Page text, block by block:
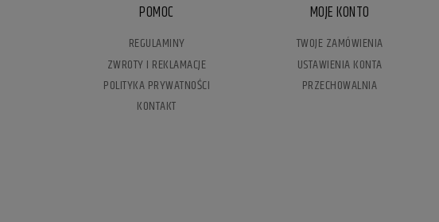
POMOC
REGULAMINY
ZWROTY I REKLAMACJE
POLITYKA PRYWATNOŚCI
KONTAKT
MOJE KONTO
TWOJE ZAMÓWIENIA
USTAWIENIA KONTA
PRZECHOWALNIA